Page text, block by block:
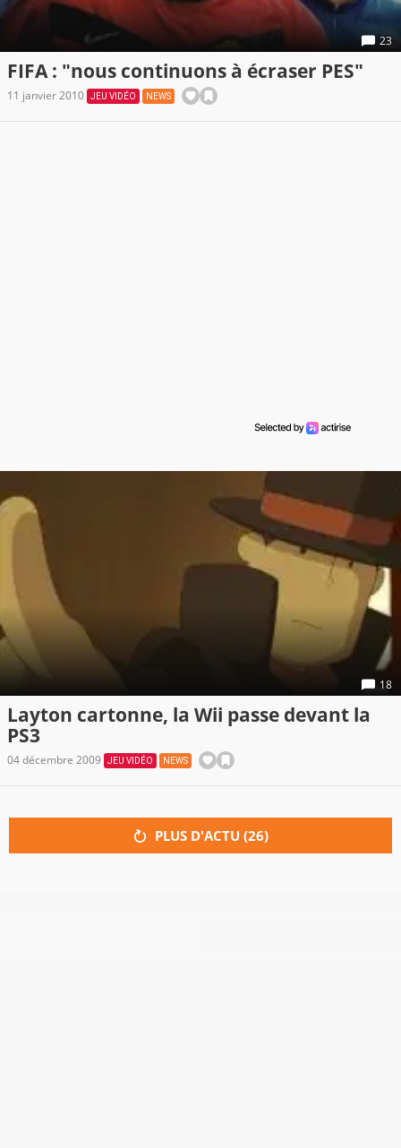
23
FIFA : "nous continuons à écraser PES"
11 janvier 2010 JEU VIDÉO NEWS
18
Layton cartonne, la Wii passe devant la
PS3
04 décembre 2009 JEU VIDÉO NEWS
PLUS D'ACTU (26)